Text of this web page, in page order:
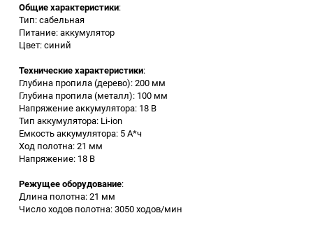
Заточные станки (точила)
Дровоколы
Грузоподъемное
оборудование
Гидроаккумуляторы и
расширительные баки
Вытяжная вентиляция
Вибротехника
Общие характеристики:
Тип: сабельная
Питание: аккумулятор
Цвет: синий
Технические характеристики:
Глубина пропила (дерево): 200 мм
Глубина пропила (металл): 100 мм
Напряжение аккумулятора: 18 В
Тип аккумулятора: Li-ion
Емкость аккумулятора: 5 А*ч
Ход полотна: 21 мм
Напряжение: 18 В
Режущее оборудование:
Длина полотна: 21 мм
Число ходов полотна: 3050 ходов/мин